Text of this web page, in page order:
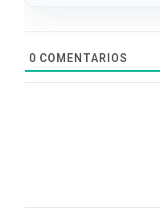
0 COMENTARIOS